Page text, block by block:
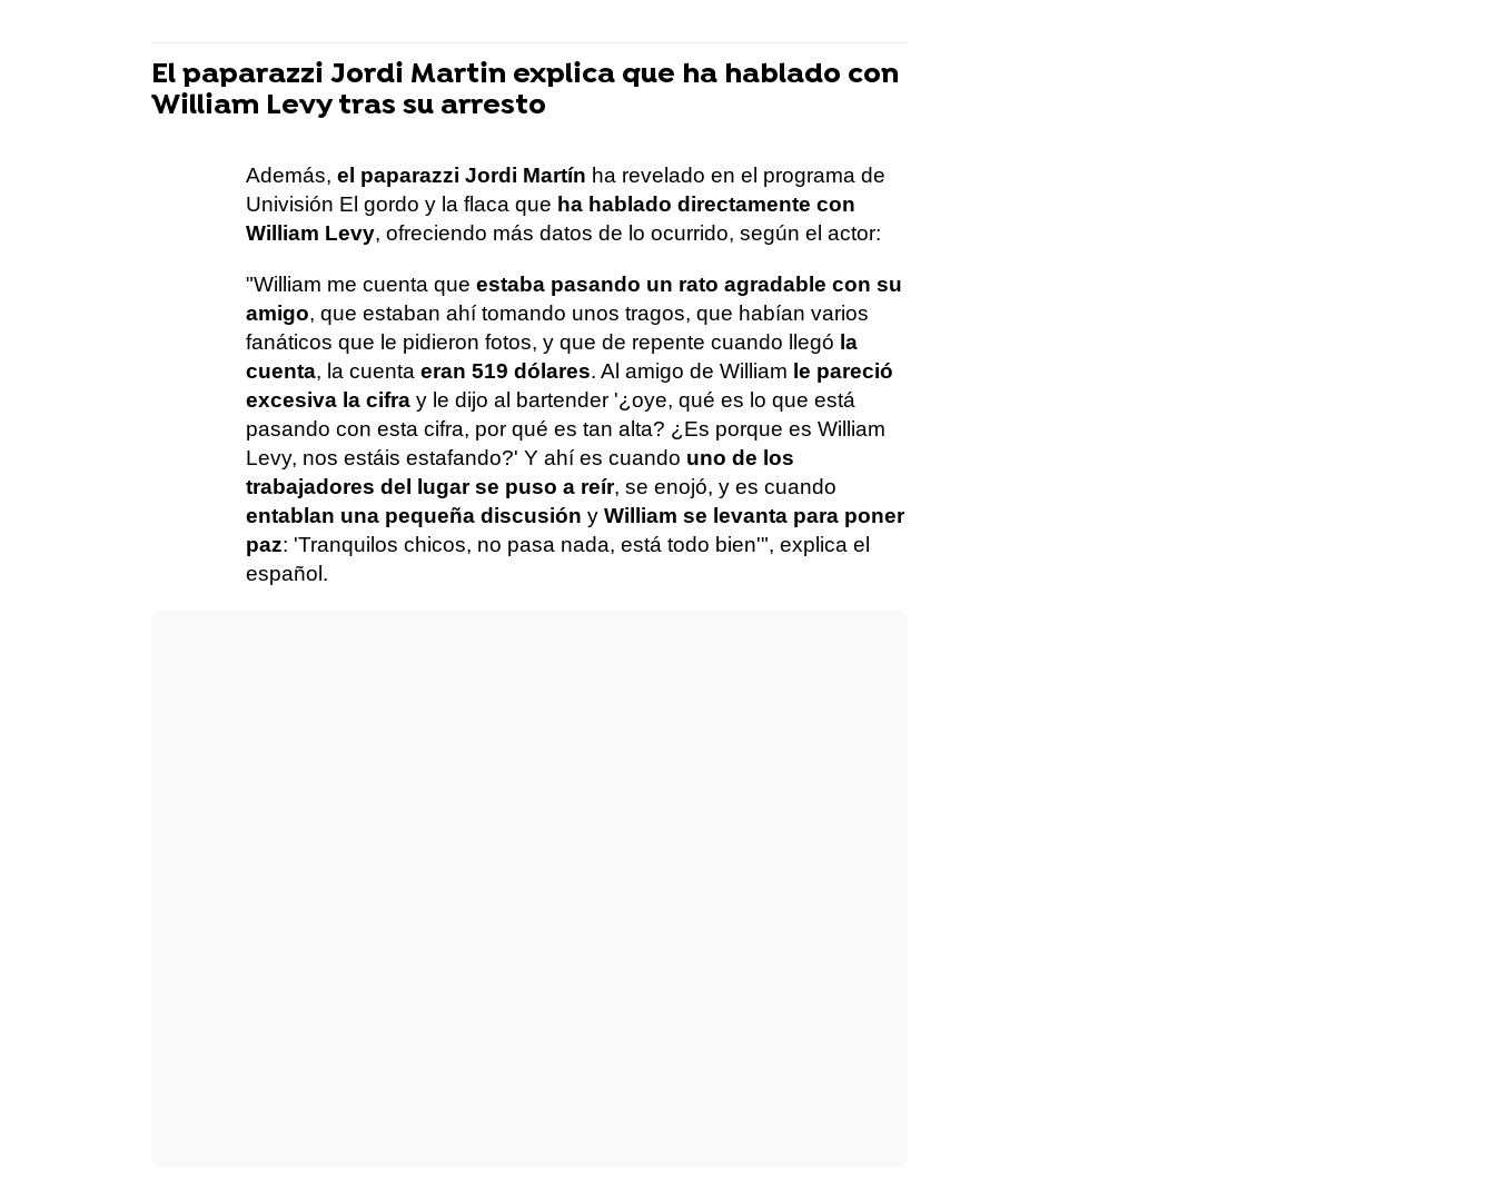
El paparazzi Jordi Martin explica que ha hablado con
William Levy tras su arresto
Además, el paparazzi Jordi Martín ha revelado en el programa de
Univisión El gordo y la flaca que ha hablado directamente con
William Levy, ofreciendo más datos de lo ocurrido, según el actor:
"William me cuenta que estaba pasando un rato agradable con su
amigo, que estaban ahí tomando unos tragos, que habían varios
fanáticos que le pidieron fotos, y que de repente cuando llegó la
cuenta, la cuenta eran 519 dólares. Al amigo de William le pareció
excesiva la cifra y le dijo al bartender '¿oye, qué es lo que está
pasando con esta cifra, por qué es tan alta? ¿Es porque es William
Levy, nos estáis estafando?' Y ahí es cuando uno de los
trabajadores del lugar se puso a reír, se enojó, y es cuando
entablan una pequeña discusión y William se levanta para poner
paz: 'Tranquilos chicos, no pasa nada, está todo bien'", explica el
español.